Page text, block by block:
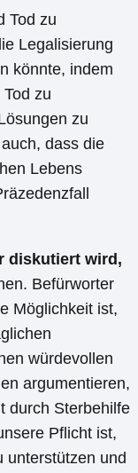
Tod zu
Legalisierung
könnte, indem
zu
zu
dass die
Lebens
diskutiert wird,
Befürworter
Möglichkeit ist,
würdevollen
argumentieren,
durch Sterbehilfe
Pflicht ist,
unterstützen und